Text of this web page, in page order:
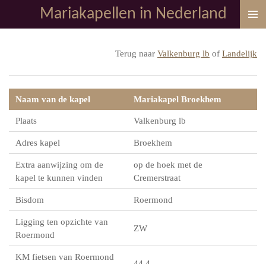
direct
Mariakapellen in Nederland
Terug naar Valkenburg lb of Landelijk
Naam van de kapel Mariakapel Broekhem
Plaats Valkenburg lb
Adres kapel Broekhem
Extra aanwijzing om de
kapel te kunnen vinden
op de hoek met de
Cremerstraat
Bisdom Roermond
Ligging ten opzichte van
Roermond
ZW
KM fietsen van Roermond